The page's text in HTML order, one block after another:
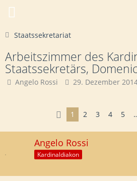
Staatssekretariat
Arbeitszimmer des
Staatssekretärs,
Angelo Rossi 29. Dezember
1 2 3 4 5
Angelo Rossi
Kardinaldiakon